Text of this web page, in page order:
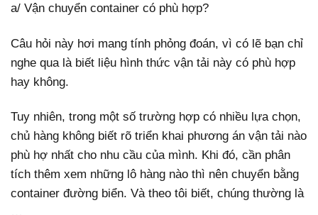
a/ Vận chuyển container có phù hợp?
Câu hỏi này hơi mang tính phỏng đoán, vì có lẽ bạn chỉ
nghe qua là biết liệu hình thức vận tải này có phù hợp
hay không.
Tuy nhiên, trong một số trường hợp có nhiều lựa chọn,
chủ hàng không biết rõ triển khai phương án vận tải nào
phù hợ nhất cho nhu cầu của mình. Khi đó, cần phân
tích thêm xem những lô hàng nào thì nên chuyển bằng
container đường biển. Và theo tôi biết, chúng thường là
…